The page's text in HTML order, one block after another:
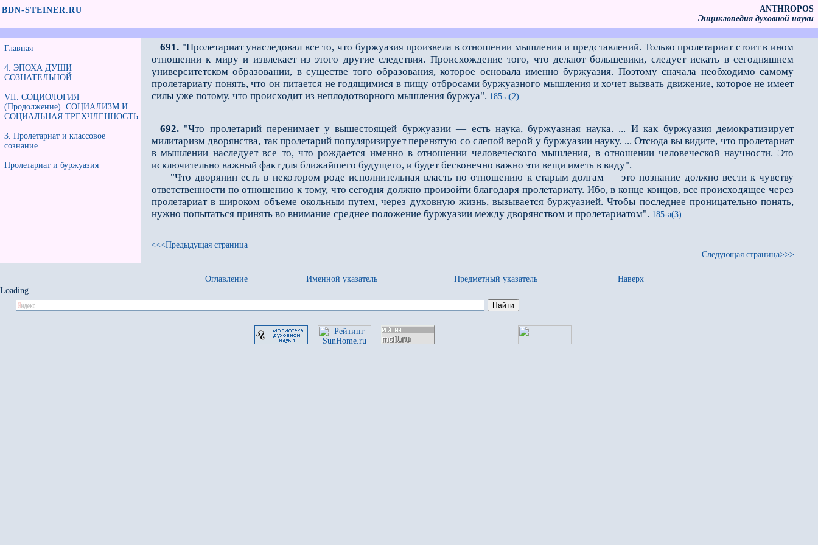
BDN-STEINER.RU
ANTHROPOS
Энциклопедия духовной науки
Главная
4. ЭПОХА ДУШИ
СОЗНАТЕЛЬНОЙ
VII. СОЦИОЛОГИЯ
(Продолжение). СОЦИАЛИЗМ И
СОЦИАЛЬНАЯ ТРЕХЧЛЕННОСТЬ
3. Пролетариат и классовое
сознание
Пролетариат и буржуазия
691. "Пролетариат унаследовал всe то, что буржуазия произвела в отношении мышления и представлений. Только пролетариат стоит в ином
отношении к миру и извлекает из этого другие следствия. Происхождение того, что делают большевики, следует искать в сегодняшнем
университетском образовании, в существе того образования, которое основала именно буржуазия. Поэтому сначала необходимо самому
пролетариату понять, что он питается не годящимися в пищу отбросами буржуазного мышления и хочет вызвать движение, которое не имеет
силы уже потому, что происходит из неплодотворного мышления буржуа". 185-а(2)
692. "Что пролетарий перенимает у вышестоящей буржуазии — есть наука, буржуазная наука. ... И как буржуазия демократизирует
милитаризм дворянства, так пролетарий популяризирует перенятую со слепой верой у буржуазии науку. ... Отсюда вы видите, что пролетариат
в мышлении наследует всe то, что рождается именно в отношении человеческого мышления, в отношении человеческой научности. Это
исключительно важный факт для ближайшего будущего, и будет бесконечно важно эти вещи иметь в виду".
"Что дворянин есть в некотором роде исполнительная власть по отношению к старым долгам — это познание должно вести к чувству
ответственности по отношению к тому, что сегодня должно произойти благодаря пролетариату. Ибо, в конце концов, всe происходящее через
пролетариат в широком объeме окольным путeм, через духовную жизнь, вызывается буржуазией. Чтобы последнее проницательно понять,
нужно попытаться принять во внимание среднее положение буржуазии между дворянством и пролетариатом". 185-а(3)
<<<Предыдущая страница
Следующая страница>>>
Оглавление Именной указатель Предметный указатель
Наверх
Loading